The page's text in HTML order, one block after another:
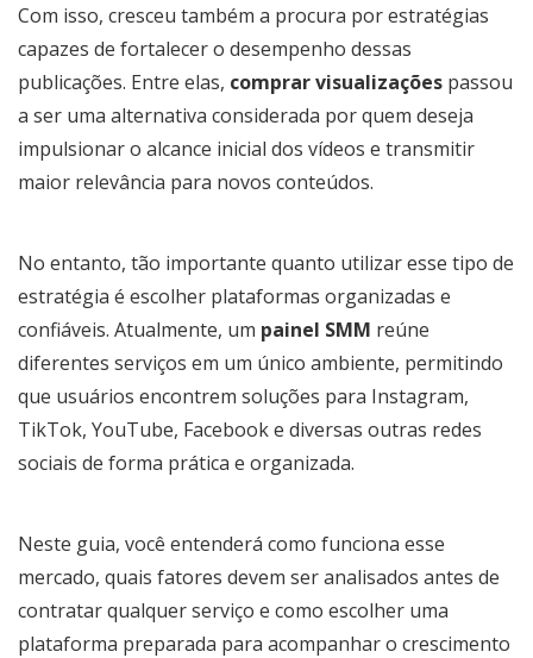
Com isso, cresceu também a procura por estratégias
capazes de fortalecer o desempenho dessas
publicações. Entre elas, comprar visualizações passou
a ser uma alternativa considerada por quem deseja
impulsionar o alcance inicial dos vídeos e transmitir
maior relevância para novos conteúdos.
No entanto, tão importante quanto utilizar esse tipo de
estratégia é escolher plataformas organizadas e
confiáveis. Atualmente, um painel SMM reúne
diferentes serviços em um único ambiente, permitindo
que usuários encontrem soluções para Instagram,
TikTok, YouTube, Facebook e diversas outras redes
sociais de forma prática e organizada.
Neste guia, você entenderá como funciona esse
mercado, quais fatores devem ser analisados antes de
contratar qualquer serviço e como escolher uma
plataforma preparada para acompanhar o crescimento